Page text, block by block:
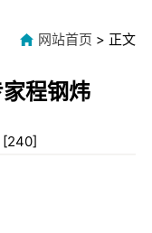
网站首页 > 正文
程钢炜
240]